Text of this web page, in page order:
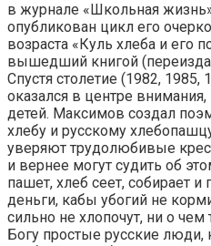
в журнале «Школьная
опубликован цикл его
возраста «Куль хлеба и его
вышедший книгой
Спустя столетие (1982, 1985,
оказался в центре
детей. Максимов создал
хлебу и русскому
уверяют трудолюбивые
и вернее могут судить об
пашет, хлеб сеет, собирает и
деньги, кабы убогий не
сильно не хлопочут, ни о чем
Богу простые русские люди,